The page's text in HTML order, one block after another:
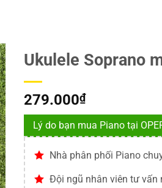
Ukulele Soprano
279.000₫
Lý do bạn mua Piano tại
Nhà phân phối Piano
Đội ngũ nhân viên tư vấn